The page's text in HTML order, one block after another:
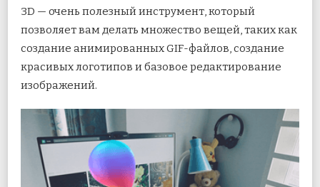
3D
В
10
3D — очень полезный инструмент, который
позволяет вам делать множество вещей, таких как
создание анимированных GIF-файлов, создание
красивых логотипов и базовое редактирование
изображений.